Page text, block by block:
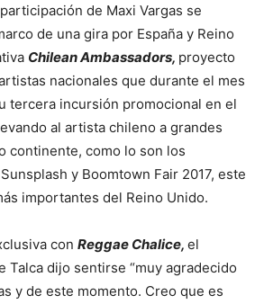
de Maxi Vargas se
de una gira por España y Reino
Chilean Ambassadors, proyecto
nacionales que durante el mes
tercera incursión promocional en el
al artista chileno a grandes
continente, como lo son los
y Boomtown Fair 2017, este
importantes del Reino Unido.
con Reggae Chalice, el
Talca dijo sentirse “muy agradecido
y de este momento. Creo que es